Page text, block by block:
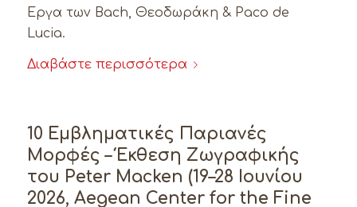
Έργα των Bach, Θεοδωράκη & Paco de
Lucia.
Διαβάστε περισσότερα
10 Εμβληματικές Παριανές
Μορφές – Έκθεση Ζωγραφικής
του Peter Macken (19–28 Ιουνίου
2026, Aegean Center for the Fine